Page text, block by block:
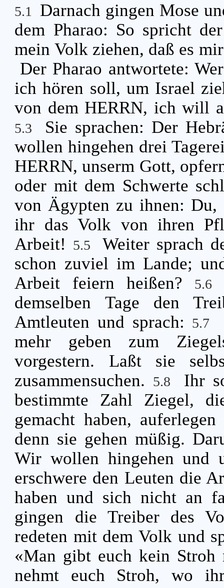
5.1
Darnach gingen Mose
dem Pharao: So spricht
mein Volk ziehen, daß es
Der Pharao antwortete:
ich hören soll, um Israel
von dem HERRN, ich will
5.3
Sie sprachen: Der
wollen hingehen drei
HERRN, unserm Gott,
oder mit dem Schwerte
von Ägypten zu ihnen: Du,
ihr das Volk von ihren
Arbeit!
5.5
Weiter sprach
schon zuviel im Lande;
Arbeit feiern heißen?
5.6
demselben Tage den
Amtleuten und sprach:
5.7
mehr geben zum
vorgestern. Laßt sie
zusammensuchen.
5.8
Ihr
bestimmte Zahl Ziegel,
gemacht haben,
denn sie gehen müßig.
Wir wollen hingehen und
erschwere den Leuten die
haben und sich nicht an
gingen die Treiber des
redeten mit dem Volk und
«Man gibt euch kein
nehmt euch Stroh, wo